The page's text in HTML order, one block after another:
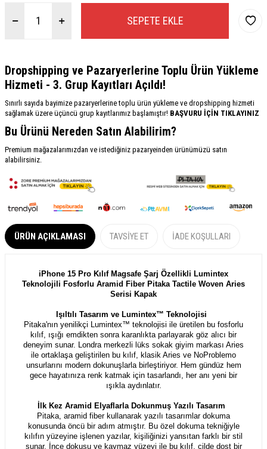
SEPETE EKLE
Dropshipping ve Pazaryerlerine Toplu Ürün Yükleme
Hizmeti - 3. Grup Kayıtları Açıldı!
Sınırlı sayıda bayimize pazaryerlerine toplu ürün yükleme ve dropshipping hizmeti
sağlamak üzere üçüncü grup kayıtlarımız başlamıştır! BAŞVURU İÇİN TIKLAYINIZ
Bu Ürünü Nereden Satın Alabilirim?
Premium mağazalarımızdan ve istediğiniz pazaryeinden ürünümüzü satın
alabilirsiniz.
ÜRÜN AÇIKLAMASI TAVSIYE ET İADE KOŞULLARI
iPhone 15 Pro Kılıf Magsafe Şarj Özellikli Lumintex
Teknolojili Fosforlu Aramid Fiber Pitaka Tactile Woven Aries
Serisi Kapak
Işıltılı Tasarım ve Lumintex™ Teknolojisi
Pitaka'nın yenilikçi Lumintex™ teknolojisi ile üretilen bu fosforlu
kılıf, ışığı emdikten sonra karanlıkta parlayarak göz alıcı bir
deneyim sunar. Londra merkezli lüks sokak giyim markası Aries
ile ortaklaşa geliştirilen bu kılıf, klasik Aries ve NoProblemo
unsurlarını modern dokunuşlarla birleştiriyor. Hem gündüz hem
gece hayatınıza renk katmak için tasarlandı, her anı yeni bir
ışıkla aydınlatır.
İlk Kez Aramid Elyaflarla Dokunmuş Yazılı Tasarım
Pitaka, aramid fiber kullanarak yazılı tasarımlar dokuma
konusunda öncü bir adım atmıştır. Bu özel dokuma tekniğiyle
kılıfın yüzeyine işlenen yazılar, kişiliğinizi yansıtan farklı bir stil
sunar. İnce dokusu ve kaymaz yüzeyi ile bu kılıf, cilde dost bir